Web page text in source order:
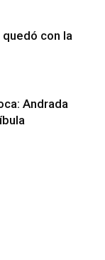
con la
Andrada